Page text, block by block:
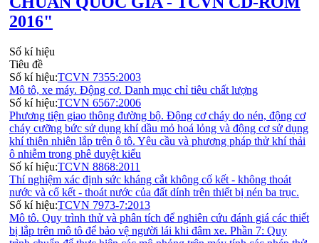
2016"
Số kí hiệu
Tiêu đề
Số kí hiệu:TCVN 7355:2003
Mô tô, xe máy. Động cơ. Danh mục chỉ tiêu chất lượng
Số kí hiệu:TCVN 6567:2006
Phương tiện giao thông đường bộ. Động cơ cháy do nén, động cơ
cháy cưỡng bức sử dụng khí dầu mỏ hoá lỏng và động cơ sử dụng
khí thiên nhiên lắp trên ô tô. Yêu cầu và phương pháp thử khí thải
ô nhiễm trong phê duyệt kiểu
Số kí hiệu:TCVN 8868:2011
Thí nghiệm xác định sức kháng cắt không cố kết - không thoát
nước và cố kết - thoát nước của đất dính trên thiết bị nén ba trục.
Số kí hiệu:TCVN 7973-7:2013
Mô tô. Quy trình thử và phân tích để nghiên cứu đánh giá các thiết
bị lắp trên mô tô để bảo vệ người lái khi đâm xe. Phần 7: Quy